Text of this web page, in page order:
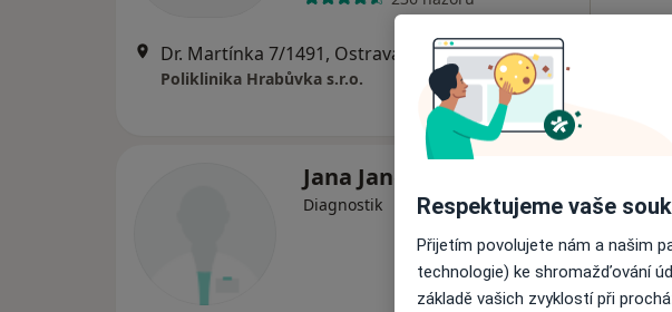
Dr. Martínka 7/1491, Ostrava Mapa
Poliklinika Hrabůvka s.r.o.
Jana Jančová
Diagnostik 7
Respektujeme vaše
Přijetím povolujete nám a našim
technologie) ke shromažďování
základě vašich zvyklostí při